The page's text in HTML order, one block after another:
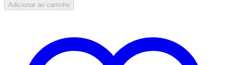
Adicionar ao carrinho